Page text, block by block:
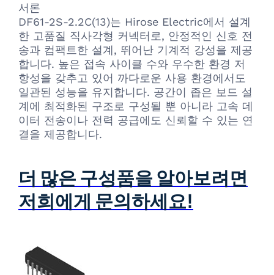
서론
DF61-2S-2.2C(13)는 Hirose Electric에서 설계
한 고품질 직사각형 커넥터로, 안정적인 신호 전
송과 컴팩트한 설계, 뛰어난 기계적 강성을 제공
합니다. 높은 접속 사이클 수와 우수한 환경 저
항성을 갖추고 있어 까다로운 사용 환경에서도
일관된 성능을 유지합니다. 공간이 좁은 보드 설
계에 최적화된 구조로 구성될 뿐 아니라 고속 데
이터 전송이나 전력 공급에도 신뢰할 수 있는 연
결을 제공합니다.
더 많은 구성품을 알아보려면
저희에게 문의하세요!